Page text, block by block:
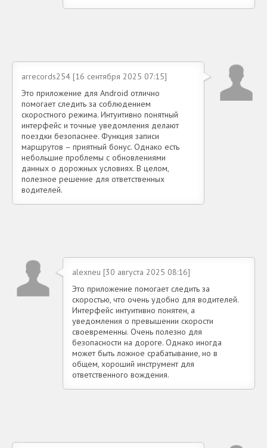
arrecords254 [16 сентября 2025 07:15]
Это приложение для Android отлично
помогает следить за соблюдением
скоростного режима. Интуитивно понятный
интерфейс и точные уведомления делают
поездки безопаснее. Функция записи
маршрутов – приятный бонус. Однако есть
небольшие проблемы с обновлениями
данных о дорожных условиях. В целом,
полезное решение для ответственных
водителей.
alexneu [30 августа 2025 08:16]
Это приложение помогает следить за
скоростью, что очень удобно для водителей.
Интерфейс интуитивно понятен, а
уведомления о превышении скорости
своевременны. Очень полезно для
безопасности на дороге. Однако иногда
может быть ложное срабатывание, но в
общем, хороший инструмент для
ответственного вождения.